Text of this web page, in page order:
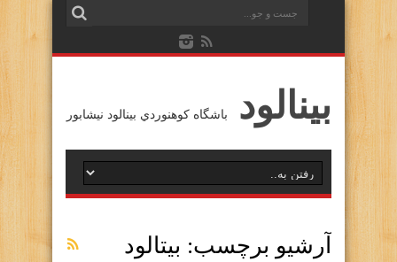
بينالود باشگاه كوهنوردي بينالود نيشابور
آرشیو برچسب: بيتالود